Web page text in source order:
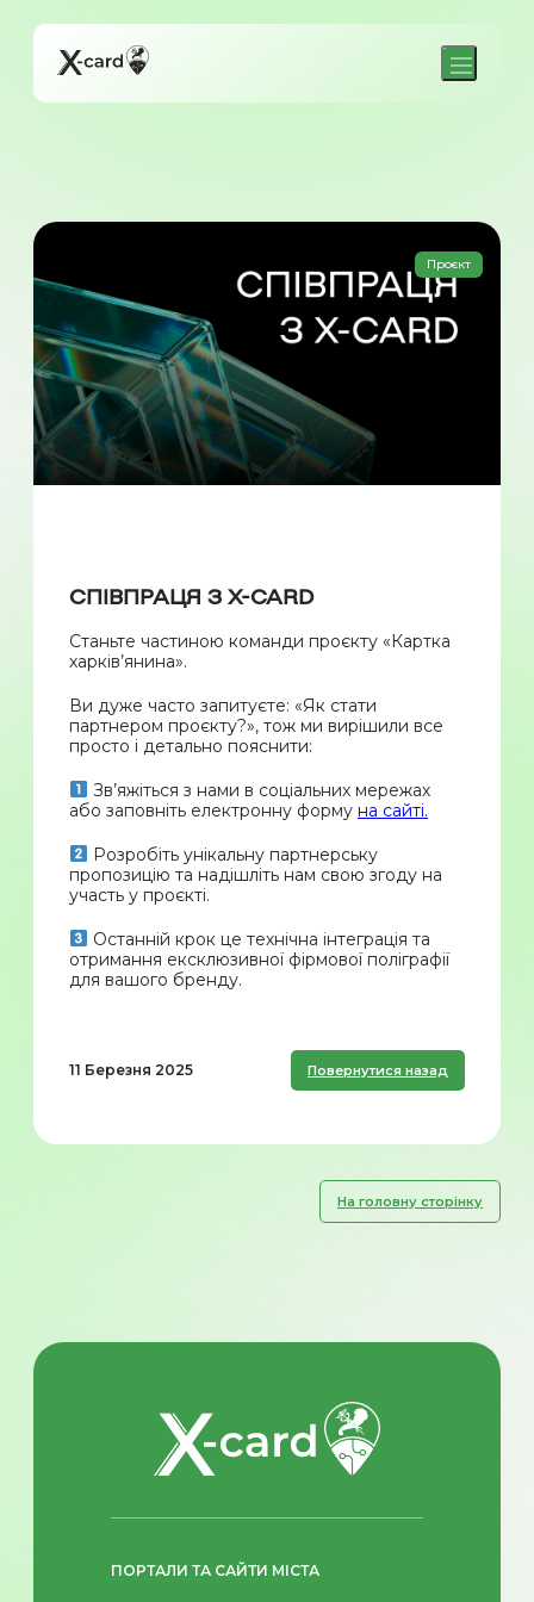
Проєкт
СПІВПРАЦЯ З X-CARD
Станьте частиною команди проєкту «Картка
харків’янина».
Ви дуже часто запитуєте: «Як стати
партнером проєкту?», тож ми вирішили все
просто і детально пояснити:
Зв’яжіться з нами в соціальних мережах
або заповніть електронну форму на сайті.
Розробіть унікальну партнерську
пропозицію та надішліть нам свою згоду на
участь у проєкті.
Останній крок це технічна інтеграція та
отримання ексклюзивної фірмової поліграфії
для вашого бренду.
11 Березня 2025 Повернутися назад
На головну сторінку
ПОРТАЛИ ТА САЙТИ МІСТА